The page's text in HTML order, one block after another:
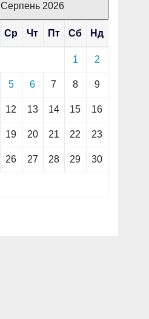
Серпень 2026
Ср Чт Пт Сб Нд
1 2
5 6 7 8 9
12 13 14 15 16
19 20 21 22 23
26 27 28 29 30